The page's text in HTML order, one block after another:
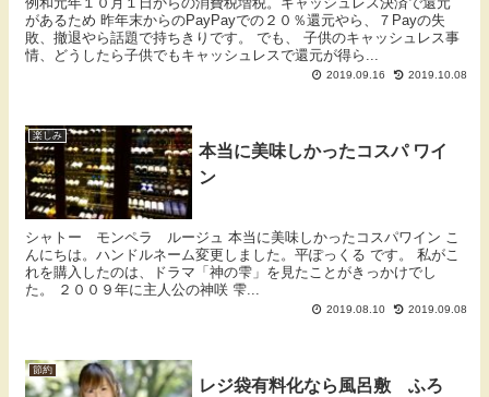
があるため 昨年末からのPayPayでの２０％還元やら、７Payの失
敗、撤退やら話題で持ちきりです。 でも、 子供のキャッシュレス事
情、どうしたら子供でもキャッシュレスで還元が得ら...
2019.09.16 2019.10.08
楽しみ
本当に美味しかったコスパ ワイ
ン
シャトー モンペラ ルージュ 本当に美味しかったコスパワイン こ
んにちは。ハンドルネーム変更しました。平ぽっくる です。 私がこ
れを購入したのは、ドラマ「神の雫」を見たことがきっかけでし
た。 ２００９年に主人公の神咲 雫...
2019.08.10 2019.09.08
節約
レジ袋有料化なら風呂敷 ふろ